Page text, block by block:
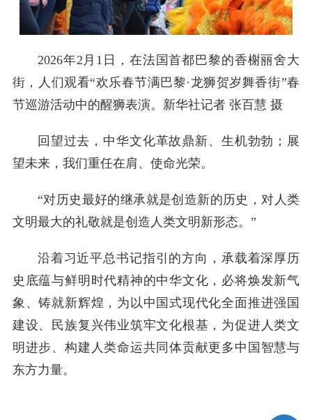
2026年2月1日，在法国首都巴黎的香榭丽舍大
街，人们观看“欢乐春节满巴黎·龙狮贺岁舞香街”春
节巡游活动中的醒狮表演。新华社记者 张百慧 摄
回望过去，中华文化革故鼎新、生机勃勃；展
望未来，我们重任在肩、使命光荣。
“对历史最好的继承就是创造新的历史，对人类
文明最大的礼敬就是创造人类文明新形态。”
沿着习近平总书记指引的方向，承载着深厚历
史底蕴与鲜明时代精神的中华文化，必将焕发新气
象、铸就新辉煌，为以中国式现代化全面推进强国
建设、民族复兴伟业筑牢文化根基，为促进人类文
明进步、构建人类命运共同体贡献更多中国智慧与
东方力量。